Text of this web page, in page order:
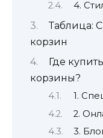
4.
Таблица:
корзин
Где
корзины?
1.
2.
3.